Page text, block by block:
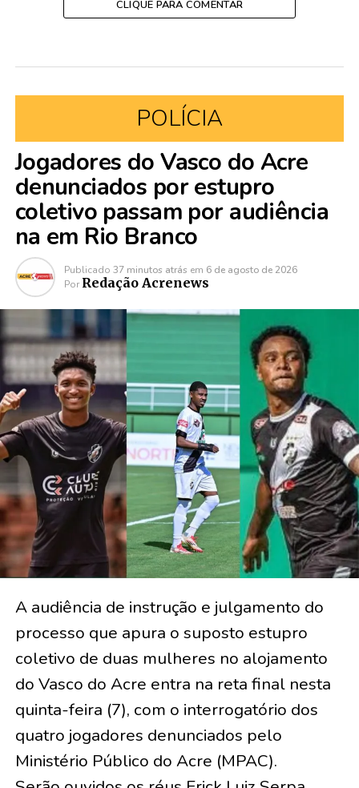
CLIQUE PARA COMENTAR
POLÍCIA
Jogadores do Vasco do Acre
denunciados por estupro
coletivo passam por audiência
na em Rio Branco
Publicado 37 minutos atrás em 6 de agosto de 2026
Por Redação Acrenews
A audiência de instrução e julgamento do
processo que apura o suposto estupro
coletivo de duas mulheres no alojamento
do Vasco do Acre entra na reta final nesta
quinta-feira (7), com o interrogatório dos
quatro jogadores denunciados pelo
Ministério Público do Acre (MPAC).